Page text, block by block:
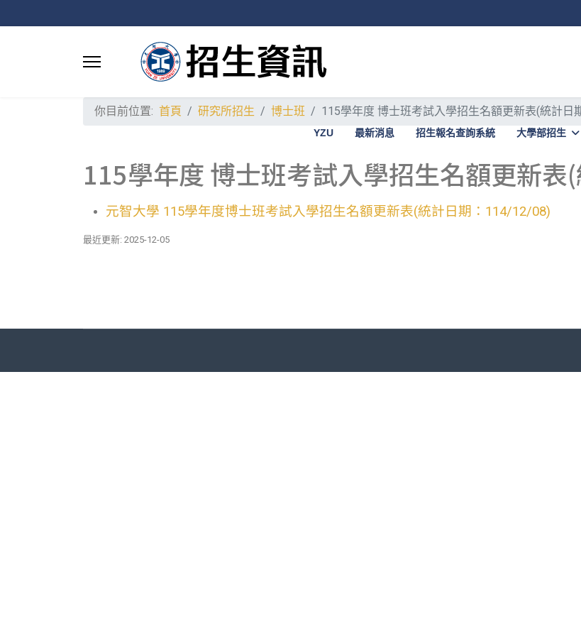
YZU 最新消息 招生報名查詢系統 大學部招生
你目前位置: 首頁 研究所招生 博士班 115學年度 博士班考試入學招生名額更新表(統計日
115學年度 博士班考試入學招生名額更新
元智大學 115學年度博士班考試入學招生名額更新表(統計日期：114/12/08)
最近更新: 2025-12-05